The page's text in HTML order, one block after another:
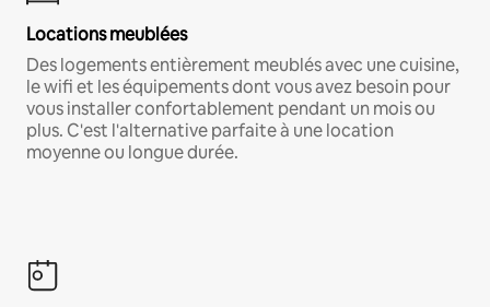
Locations meublées
Des logements entièrement meublés avec une cuisine,
le wifi et les équipements dont vous avez besoin pour
vous installer confortablement pendant un mois ou
plus. C'est l'alternative parfaite à une location
moyenne ou longue durée.